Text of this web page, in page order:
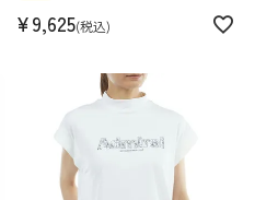
¥9,625 税込